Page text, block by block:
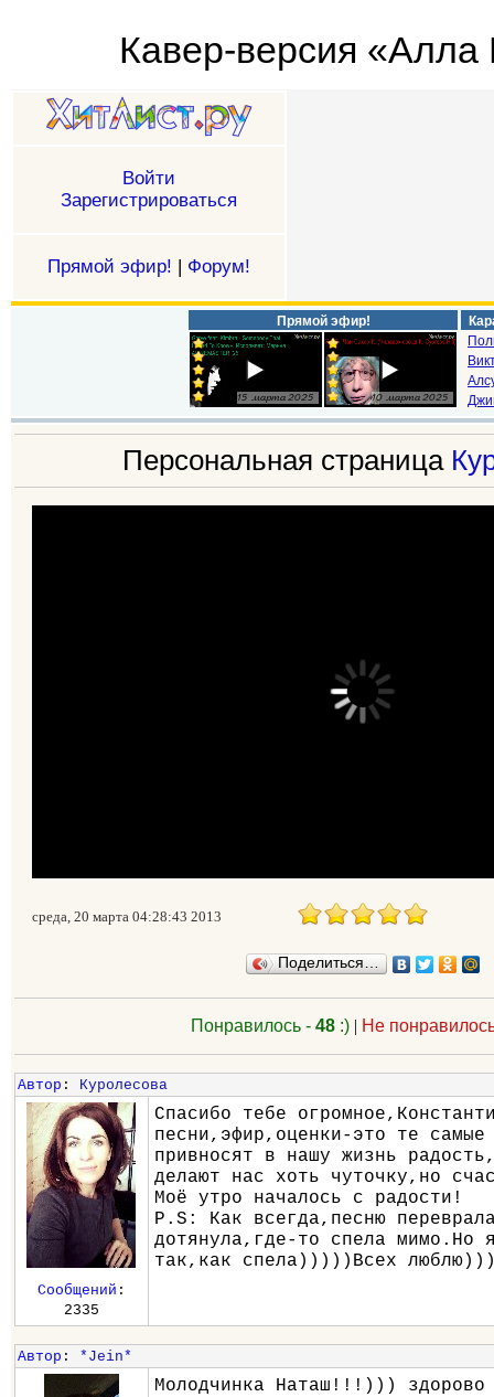
Кавер-версия «Алла
Войти
Зарегистрироваться
Прямой эфир! | Форум!
Прямой эфир!
Персональная страница
среда, 20 марта 04:28:43 2013
Поделиться…
Понравилось -48 :) | Не
Автор : Куролесова
Спасибо тебе
песни,эфир,оценки-это те самые
привносят в нашу жизнь
делают нас хоть чуточку,но
Моё утро началось с радости!
P.S: Как всегда,песню
дотянула,где-то спела мимо.Но
так,как спела)))))Всех
Сообщений :
2335
Автор : *Jein*
Молодчинка Наташ!!!))) здорово